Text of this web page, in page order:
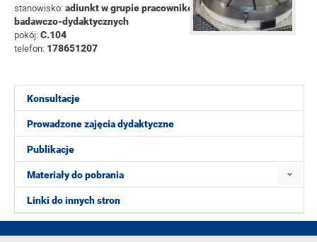
Konsultacje
Prowadzone zajęcia dydaktyczne
Publikacje
Materiały do pobrania
Linki do innych stron
stanowisko:adiunkt w grupie pracowników
badawczo-dydaktycznych
pokój:C.104
telefon: 178651207